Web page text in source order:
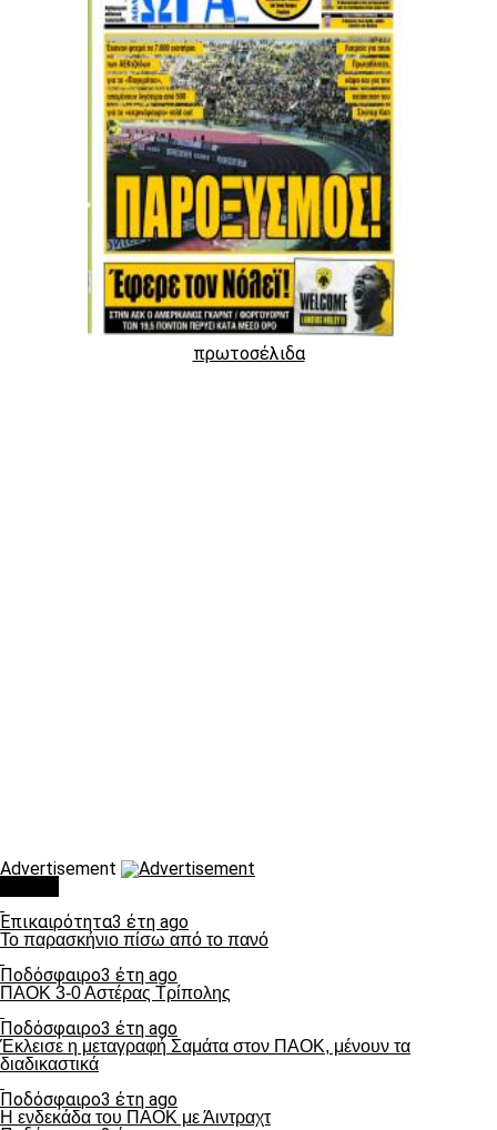
πρωτοσέλιδα
Advertisement
Επικαιρότητα3 έτη ago
Το παρασκήνιο πίσω από το πανό
Ποδόσφαιρο3 έτη ago
ΠΑΟΚ 3-0 Αστέρας Τρίπολης
Ποδόσφαιρο3 έτη ago
Έκλεισε η μεταγραφή Σαμάτα στον ΠΑΟΚ, μένουν τα
διαδικαστικά
Ποδόσφαιρο3 έτη ago
Η ενδεκάδα του ΠΑΟΚ με Άιντραχτ